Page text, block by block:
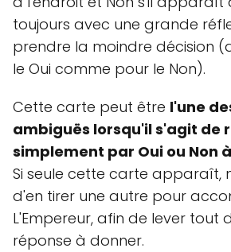
toujours avec une grande
prendre la moindre décision
le Oui comme pour le Non).
Cette carte peut être l'une
ambiguës lorsqu'il s'agit de
simplement par Oui ou Non
Si seule cette carte apparaît,
d'en tirer une autre pour
L'Empereur, afin de lever tout
réponse à donner.